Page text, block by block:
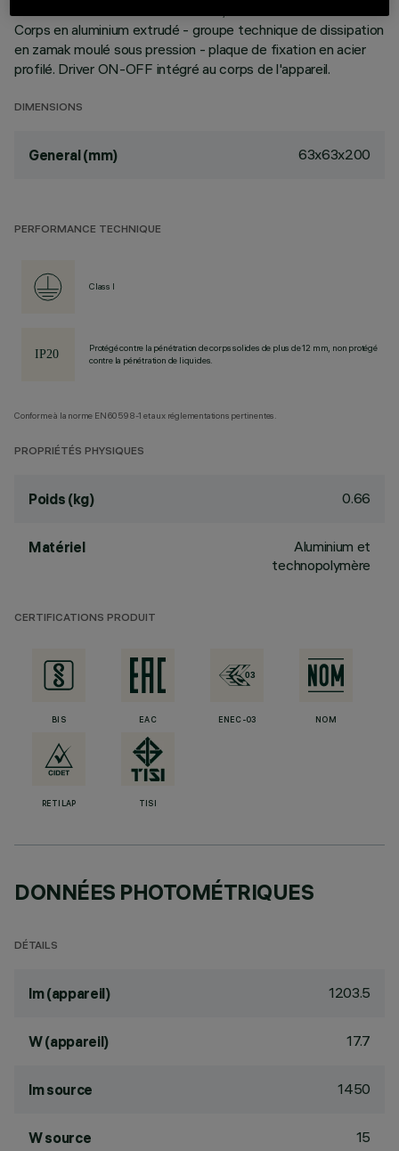
Corps en aluminium extrudé - groupe technique de dissipation
en zamak moulé sous pression - plaque de fixation en acier
profilé. Driver ON-OFF intégré au corps de l'appareil.
DIMENSIONS
General (mm) 63x63x200
PERFORMANCE TECHNIQUE
Class I
Protégé contre la pénétration de corps solides de plus de 12 mm, non protégé
contre la pénétration de liquides.
Conforme à la norme EN60598-1 et aux réglementations pertinentes.
PROPRIÉTÉS PHYSIQUES
Poids (kg) 0.66
Matériel
Aluminium et
technopolymère
CERTIFICATIONS PRODUIT
BIS EAC ENEC-03 NOM
RETILAP TISI
DONNÉES PHOTOMÉTRIQUES
DÉTAILS
lm (appareil) 1203.5
W (appareil) 17.7
lm source 1450
W source 15